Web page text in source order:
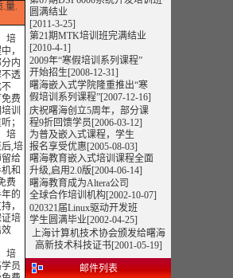
圆满结业
[2011-3-25]
第21期MTK培训班完满结业
[2010-4-1]
2009年“寒假培训系列课程”
开始招生[2008-12-31]
曙海嵌入式学院隆重推出“寒
假培训系列课程”[2007-12-16]
庆祝曙海创立5周年，部分课
程9折回馈学员[2006-03-12]
为普及嵌入式课程，学生
报名享受优惠[2005-08-03]
曙海教育嵌入式培训课程全面
升级,启用2.0版[2004-06-14]
曙海教育成为Altera公司
全球合作培训机构[2002-10-07]
020321届Linux驱动开发班
学生圆满毕业[2002-04-25]
上海计算机技术协会颁发给曙海
高新技术科技证书[2001-05-19]
邮件列表
.量.
，
内
透
费
训
；
,培
给
和
费
的
，
培
员